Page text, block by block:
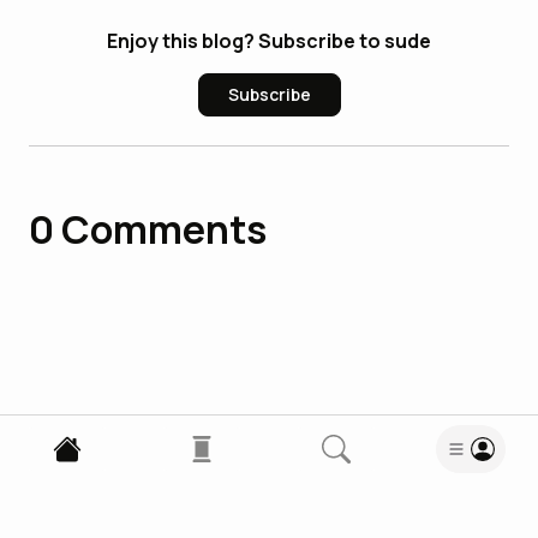
Enjoy this blog? Subscribe to sude
Subscribe
0 Comments